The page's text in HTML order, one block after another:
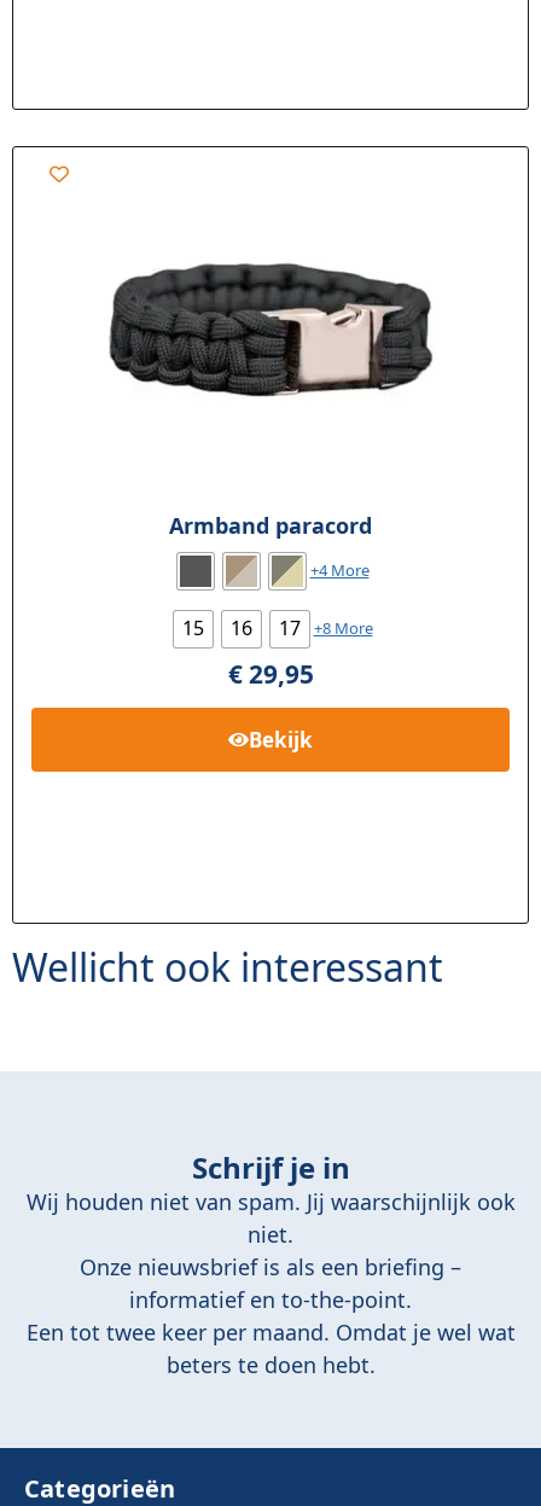
Armband paracord
+4 More
15 16 17 +8 More
€29,95
Bekijk
Wellicht ook interessant
Schrijf je in
Wij houden niet van spam. Jij waarschijnlijk ook
niet.
Onze nieuwsbrief is als een briefing –
informatief en to-the-point.
Een tot twee keer per maand. Omdat je wel wat
beters te doen hebt.
Categorieën